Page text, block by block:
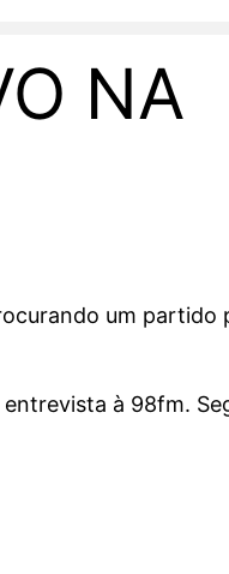
NA
um partido
à 98fm.